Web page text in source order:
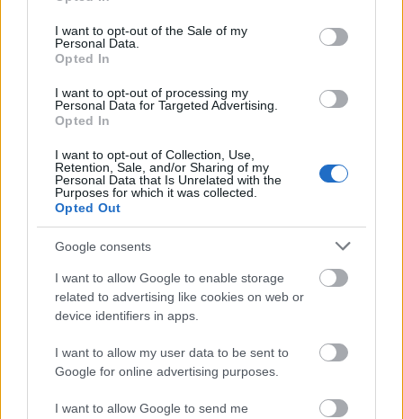
use your data for below specified purposes in below Google
consent section.
I want to opt-out of the Sale of my
Personal Data.
Opted In
I want to opt-out of processing my
Personal Data for Targeted Advertising.
Opted In
I want to opt-out of Collection, Use,
Retention, Sale, and/or Sharing of my
Personal Data that Is Unrelated with the
Purposes for which it was collected.
Opted Out
Google consents
I want to allow Google to enable storage
related to advertising like cookies on web or
device identifiers in apps.
I want to allow my user data to be sent to
Google for online advertising purposes.
I want to allow Google to send me
vagyok én, hogy maguk előírják nekem, hogy mit
egyek?
- Kérem nagyságos uram!
efes
@agyvihar: A mai fiatalok lófaszt se tudnak:
Huszárik ráadásul teljesen klippesen vágott, korát
évtizedekkel megelőzve.
efes
15 éve
@Golem: Hogy miért? Egyszerű freudiánus pénisz-
irigység miatt. Illetve, így állva bosszút jelképesen az
olyan csapodár férfiakon, mint amilyen Szindbád is.